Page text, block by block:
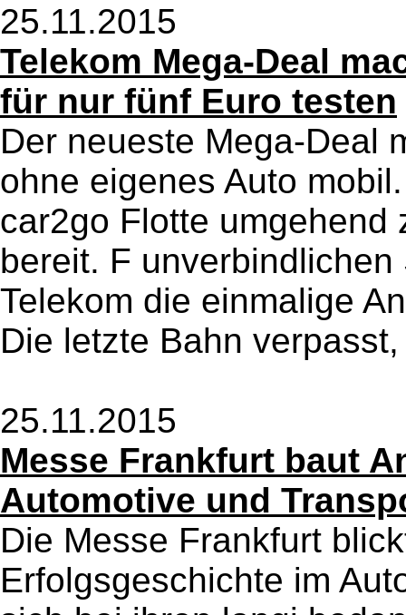
25.11.2015
Telekom Mega-Deal
für nur fünf Euro testen
Der neueste Mega-Deal
ohne eigenes Auto
car2go Flotte umgehend
bereit. F
Telekom die einmalige
Die letzte Bahn
25.11.2015
Messe Frankfurt baut
Automotive und
Die Messe Frankfurt
Erfolgsgeschichte im